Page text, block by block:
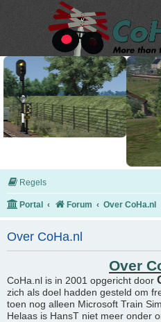
Regels
Portal Forum Over CoHa.nl
Over CoHa.nl
Over
CoHa.nl is in 2001 opgericht door
zich als doel hadden gesteld om
toen nog alleen Microsoft Train
Helaas is HansT niet meer onder